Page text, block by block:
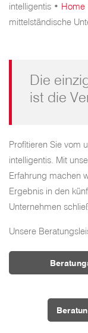
intelligentis • Home
mittelständische
Die
ist die
Profitieren Sie vom
intelligentis. Mit
Erfahrung machen
Ergebnis in den
Unternehmen
Unsere